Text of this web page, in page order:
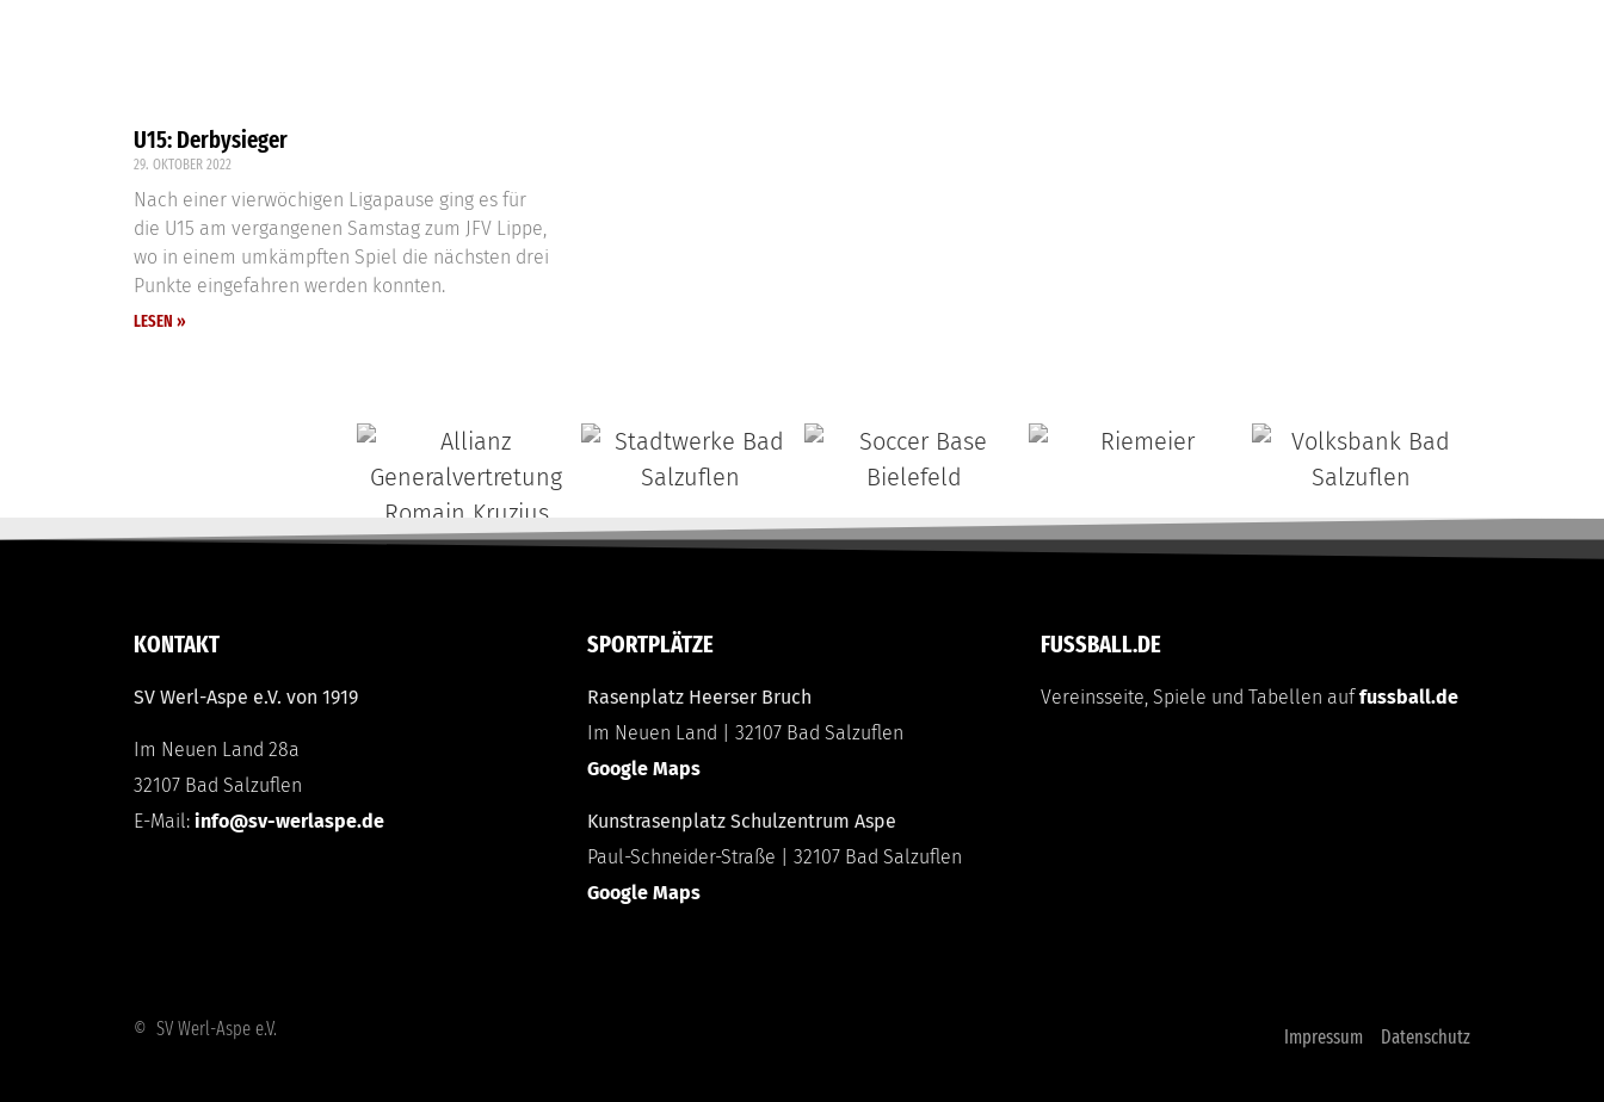
U15: Derbysieger
29. OKTOBER 2022
Nach einer vierwöchigen Ligapause ging es für
die U15 am vergangenen Samstag zum JFV Lippe,
wo in einem umkämpften Spiel die nächsten drei
Punkte eingefahren werden konnten.
LESEN »
KONTAKT
SV Werl-Aspe e.V. von 1919
Im Neuen Land 28a
32107 Bad Salzuflen
E-Mail: info@sv-werlaspe.de
SPORTPLÄTZE
Rasenplatz Heerser Bruch
Im Neuen Land | 32107 Bad Salzuflen
Google Maps
Kunstrasenplatz Schulzentrum Aspe
Paul-Schneider-Straße | 32107 Bad Salzuflen
Google Maps
FUSSBALL.DE
Vereinsseite, Spiele und Tabellen auffussball.de
© SV Werl-Aspe e.V. Impressum Datenschutz